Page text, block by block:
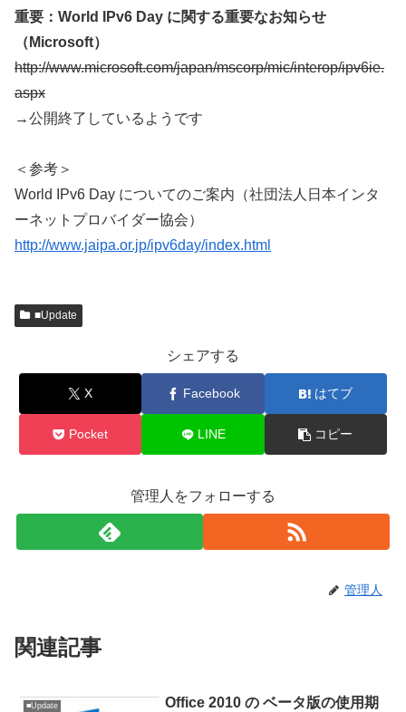
重要：World IPv6 Day に関する重要なお知らせ
（Microsoft）
http://www.microsoft.com/japan/mscorp/mic/interop/ipv6ie.
aspx
→公開終了しているようです
＜参考＞
World IPv6 Day についてのご案内（社団法人日本インタ
ーネットプロバイダー協会）
http://www.jaipa.or.jp/ipv6day/index.html
■Update
シェアする
X Facebook はてブ
Pocket LINE コピー
管理人をフォローする
管理人
関連記事
■Update
Office 2010 の ベータ版の使用期